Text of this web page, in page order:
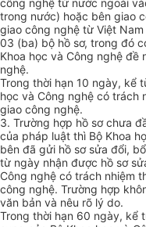
công nghệ từ nước ngoài
trong nước) hoặc bên giao
giao công nghệ từ Việt
03 (ba) bộ hồ sơ, trong đó
Khoa học và Công nghệ đề
nghệ.
Trong thời hạn 10 ngày, kể
học và Công nghệ có trách
giao công nghệ.
3. Trường hợp hồ sơ chưa
của pháp luật thì Bộ Khoa
bên đã gửi hồ sơ sửa đổi,
từ ngày nhận được hồ sơ
Công nghệ có trách nhiệm
công nghệ. Trường hợp
văn bản và nêu rõ lý do.
Trong thời hạn 60 ngày, kể